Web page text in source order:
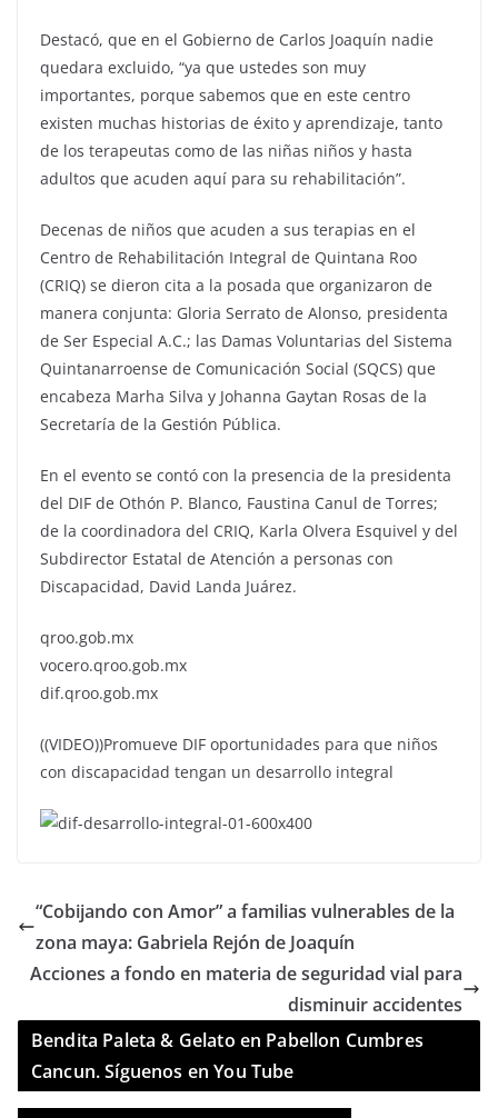
Destacó, que en el Gobierno de Carlos Joaquín nadie
quedara excluido, “ya que ustedes son muy
importantes, porque sabemos que en este centro
existen muchas historias de éxito y aprendizaje, tanto
de los terapeutas como de las niñas niños y hasta
adultos que acuden aquí para su rehabilitación”.
Decenas de niños que acuden a sus terapias en el
Centro de Rehabilitación Integral de Quintana Roo
(CRIQ) se dieron cita a la posada que organizaron de
manera conjunta: Gloria Serrato de Alonso, presidenta
de Ser Especial A.C.; las Damas Voluntarias del Sistema
Quintanarroense de Comunicación Social (SQCS) que
encabeza Marha Silva y Johanna Gaytan Rosas de la
Secretaría de la Gestión Pública.
En el evento se contó con la presencia de la presidenta
del DIF de Othón P. Blanco, Faustina Canul de Torres;
de la coordinadora del CRIQ, Karla Olvera Esquivel y del
Subdirector Estatal de Atención a personas con
Discapacidad, David Landa Juárez.
qroo.gob.mx
vocero.qroo.gob.mx
dif.qroo.gob.mx
((VIDEO))Promueve DIF oportunidades para que niños
con discapacidad tengan un desarrollo integral
“Cobijando con Amor” a familias vulnerables de la
zona maya: Gabriela Rejón de Joaquín
Acciones a fondo en materia de seguridad vial para
disminuir accidentes
Bendita Paleta & Gelato en Pabellon Cumbres
Cancun. Síguenos en You Tube